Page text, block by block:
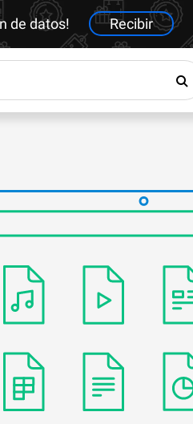
de datos! Recibir